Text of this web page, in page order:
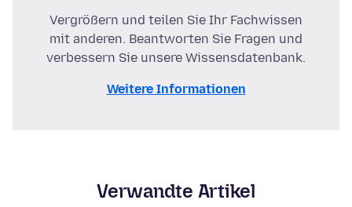
Vergrößern und teilen Sie Ihr Fachwissen
mit anderen. Beantworten Sie Fragen und
verbessern Sie unsere Wissensdatenbank.
Weitere Informationen
Verwandte Artikel